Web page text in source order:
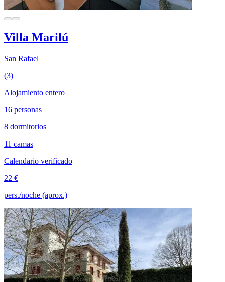
Villa Marilú
San Rafael
(3)
Alojamiento entero
16 personas
8 dormitorios
11 camas
Calendario verificado
22 €
pers./noche (aprox.)